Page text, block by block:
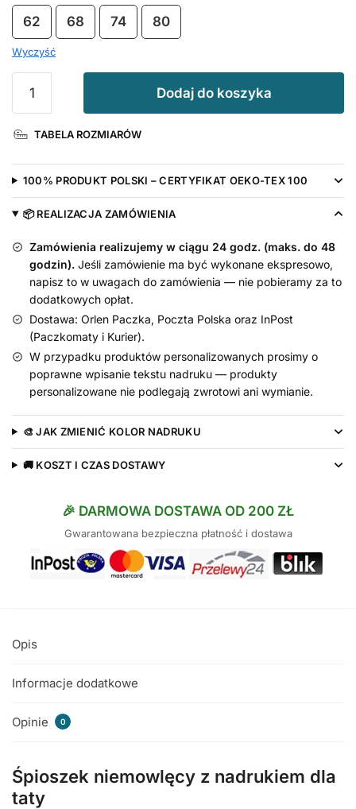
62 68 74 80
Wyczyść
Pajacyk
Kocham
Tatusia
Serduszkiem
Dodaj do koszyka
TABELA ROZMIARÓW
100% PRODUKT POLSKI – CERTYFIKAT OEKO-TEX 100
📦 REALIZACJA ZAMÓWIENIA
Zamówienia realizujemy w ciągu 24 godz. (maks. do 48
godzin). Jeśli zamówienie ma być wykonane ekspresowo,
napisz to w uwagach do zamówienia — nie pobieramy za to
dodatkowych opłat.
Dostawa: Orlen Paczka, Poczta Polska oraz InPost
(Paczkomaty i Kurier).
W przypadku produktów personalizowanych prosimy o
poprawne wpisanie tekstu nadruku — produkty
personalizowane nie podlegają zwrotowi ani wymianie.
🎨 JAK ZMIENIĆ KOLOR NADRUKU
🚚 KOSZT I CZAS DOSTAWY
🎉 DARMOWA DOSTAWA OD 200 ZŁ
Gwarantowana bezpieczna płatność i dostawa
Opis
Informacje dodatkowe
Opinie 0
Śpioszek niemowlęcy z nadrukiem dla
taty